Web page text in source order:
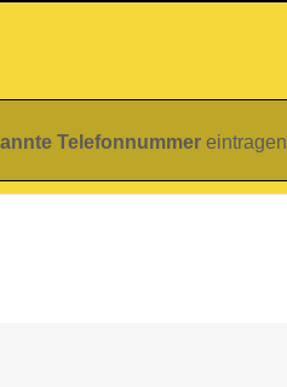
Telefonnummer eintragen